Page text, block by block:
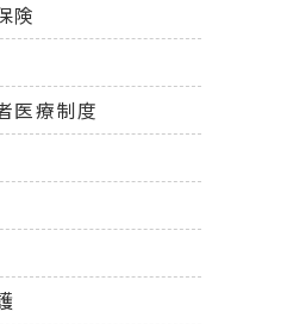
険
医療制度